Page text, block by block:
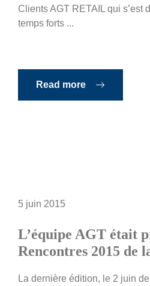
Clients AGT RETAIL qui s’est
temps forts ...
Read more
5 juin 2015
L’équipe AGT était
Rencontres 2015 de
La dernière édition, le 2 juin